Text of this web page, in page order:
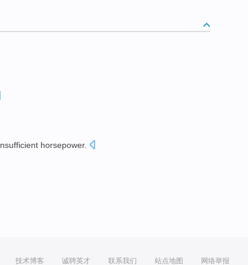
horsepower.
技术博客 诚聘英才 联系我们 站点地图 网络举报